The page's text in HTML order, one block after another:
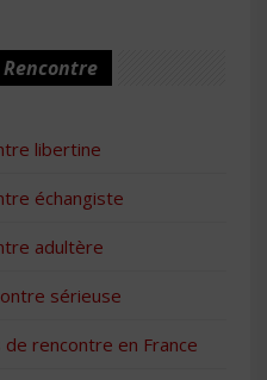
libertine
échangiste
adultère
sérieuse
rencontre en France